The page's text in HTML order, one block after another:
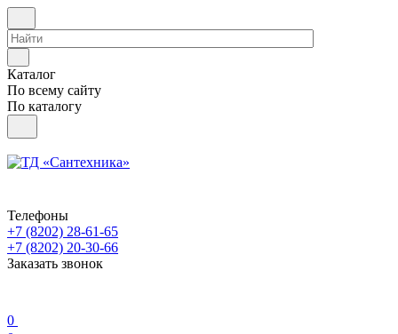
Каталог
По всему сайту
По каталогу
Телефоны
+7 (8202) 28‑61-65
+7 (8202) 20‑30-66
Заказать звонок
0